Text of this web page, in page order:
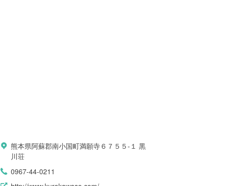
熊本県阿蘇郡南小国町満願寺６７５５-１ 黒
川荘
0967-44-0211